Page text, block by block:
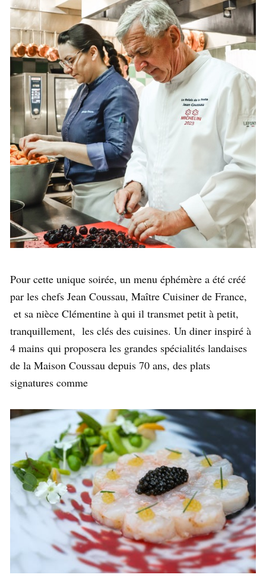
Pour cette unique soirée, un menu éphémère a été créé
par les chefs Jean Coussau, Maître Cuisiner de France,
et sa nièce Clémentine à qui il transmet petit à petit,
tranquillement, les clés des cuisines. Un diner inspiré à
4 mains qui proposera les grandes spécialités landaises
de la Maison Coussau depuis 70 ans, des plats
signatures comme